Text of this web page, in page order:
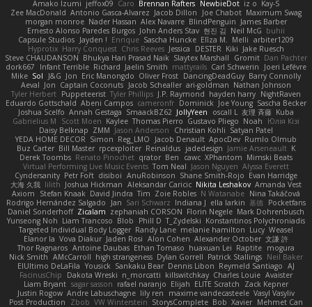
Amako Izumi jeffox09 Caro Brennan Rafters NewbieDot iz o Kay-S
Zee MacDonald Antonio Gasca-Alvarez Jacob Dillon Joe Chabot Maximum Swag
morgan monroe Nader Hassan Alex Navarre BlindPenguin James Barber
Ernesto Alonso Paredes Burgos John Anders Stav 현진 김 Neil McG buhii
Capsule Studios Jayden ! Enrique Sascha Huncke Elīza M. Melli arbiter1209
Hyprotix Harry Conquest Chris Reeves Jessica DESTER Kiki Jake Ruesch
Steve CHAUDANSON Bhukya Hari Prasad Naik Slaytex Marshall Gromit Dan Pachter
dork667
Infant Terrible Richard Jaelin Smith mattyrails Carl Schwerin
Joeri Lefévre
Mike Sol J&G Jon Eric Manongdo Oliver Frost DancingDeadGuy Barry Connolly
Aeval Jon Captain Coconuts Jacob Schealler ari-goldman Nathan Johnson
Tyler Herbert Puppeteerist Tyler Phillips J.P. Raymond hayden harry NightRaven
Eduardo Gottschald Abeni Campos cameronfr Dominick Joe Young Sascha Becker
Joshua Scelfo Annah Gestaga SmaackBZ62 JollyYeen oscall L 友理 斉藤 Kuba
Gabrielius M
Scott Moen Kaylee Thomas Pierro Gustavo Pliego Noah
Юлія Кізі
Daisy Belknap ZMM Jason Anderson Christian Kohli Satyan Patel
YEDA HOME DECOR Simon Reg_LMO Jacob Denault ApocDev Rumlo Olmub
Buz Carter Bill Master rpcexploiter Reinaldus jadedesign Jamie Arseneault K
Derek Toombs Renato Pinochet qrator Ben cawc XPhantom Mimski Beats
Virtual Performing Live Music Events Tom Neal Jason Nguyen Alyssa Everett
Cyndersanity Petr Fořt disiboi AnuRobinson Shane Smith-Rojo Evan Harridge
大海 久我 lilith Joshua Hickman Aleksandar Caricic Nikita Leshakov Amanda Vest
Axiom
Stefan Knaak David Jindra Tim Zoie Robles N Watanabe Nina Takáčová
Rodrigo Hernández Salgado
Jan Sari Schwarz Indiana J ella larkin 基德 Pocketfans
Daniel Sonderhoff Zicalam zephaniah CORSON Florin Negele Mark Dohrenbusch
Yunseong Noh Liam Trancoso Blob Phill D T_Zydelski Konstantinos Polychroniadis
Targeted Individual Body Logger Randy Lane melanie hamilton Lucy Weasel
Elanor la Vova Diakur Jaden Rosi Alon Cohen Alexander October 文謙 許
Thor Ragnaros Antoine Daubas Ethan Tomaso huaxuan Lei Raptite mogura
Nick Smith AMcCarroll high strangeness Dylan Gorrell Patrick Stallings Neil Baker
ElUltimo DeLaFila Yousick Sankaku Bear Dennis Libon Reymeld Santiago AJ
FacinusChip
Dakota Wreski n_morcatti killswitchkay Charles Louie Avaister
Liam Bryant sagar sasson rafael naranjo Elijah ELITE Scratch
Zack Kepner
Justin Rogow Andre Labuschagne lily ren maxime vandecasteele Vasyl Vasyliv
Post Production
Zbob VW Winterstein StorysComplete Bob Xavier Mehmet Can